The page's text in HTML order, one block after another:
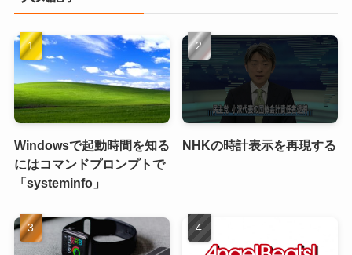
Windowsで起動時間を知る
にはコマンドプロンプトで
「systeminfo」
NHKの時計表示を再現する